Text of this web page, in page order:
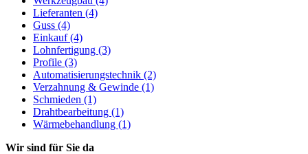
Lieferanten (4)
Guss (4)
Einkauf (4)
Lohnfertigung (3)
Profile (3)
Automatisierungstechnik (2)
Verzahnung & Gewinde (1)
Schmieden (1)
Drahtbearbeitung (1)
Wärmebehandlung (1)
Wir sind für Sie da